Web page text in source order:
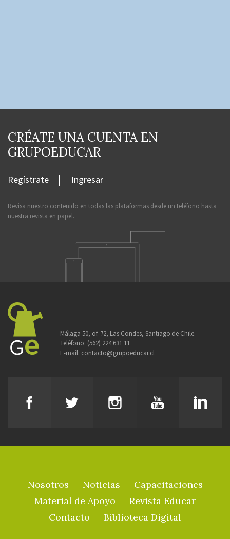
CRÉATE UNA CUENTA EN
GRUPOEDUCAR
Regístrate Ingresar
Revisa nuestro contenido en todas las plataformas desde un teléfono hasta
nuestra revista en papel.
Málaga 50, of. 72, Las Condes, Santiago de Chile.
Teléfono: (562) 224 631 11
E-mail: contacto@grupoeducar.cl
Nosotros Noticias
Capacitaciones
Material de Apoyo
Revista Educar
Contacto
Biblioteca Digital